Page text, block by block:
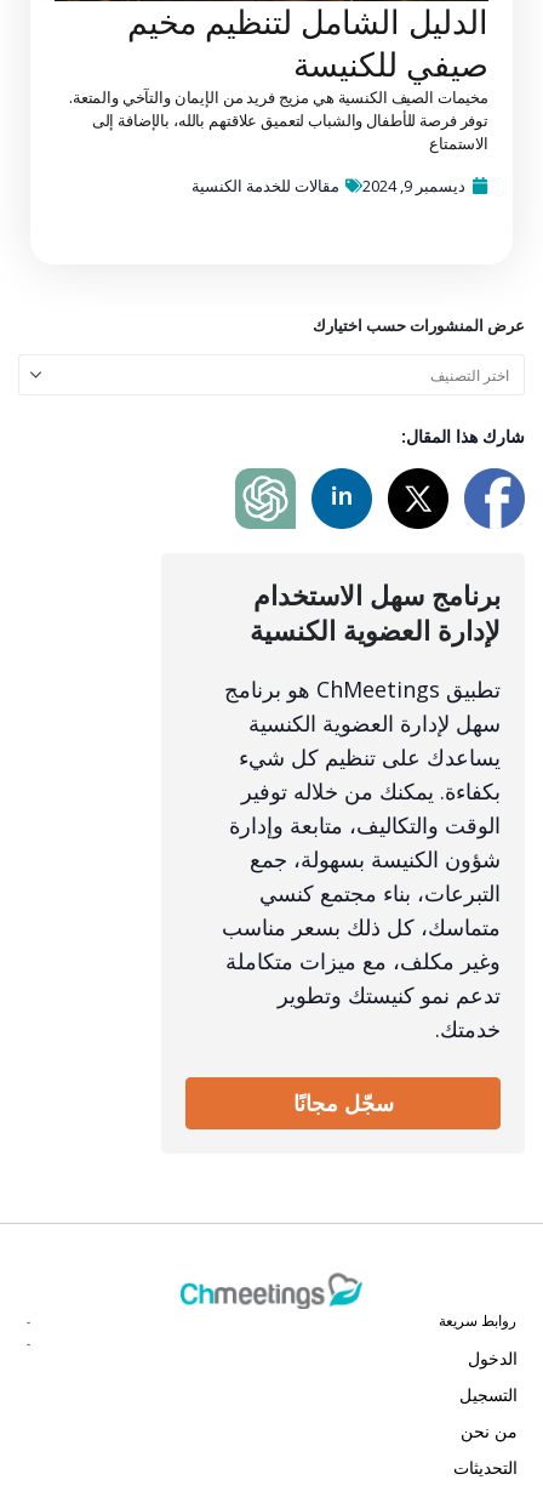
الدليل الشامل لتنظيم مخيم
صيفي للكنيسة
مخيمات الصيف الكنسية هي مزيج فريد من الإيمان والتآخي والمتعة.
توفر فرصة للأطفال والشباب لتعميق علاقتهم بالله، بالإضافة إلى
الاستمتاع
ديسمبر 9, 2024
مقالات للخدمة الكنسية
عرض المنشورات حسب اختيارك
شارك هذا المقال:
برنامج سهل الاستخدام
لإدارة العضوية الكنسية
تطبيق ChMeetings هو برنامج
سهل لإدارة العضوية الكنسية
يساعدك على تنظيم كل شيء
بكفاءة. يمكنك من خلاله توفير
الوقت والتكاليف، متابعة وإدارة
شؤون الكنيسة بسهولة، جمع
التبرعات، بناء مجتمع كنسي
متماسك، كل ذلك بسعر مناسب
وغير مكلف، مع ميزات متكاملة
تدعم نمو كنيستك وتطوير
خدمتك.
سجّل مجانًا
روابط سريعة
الدخول
التسجيل
من نحن
التحديثات